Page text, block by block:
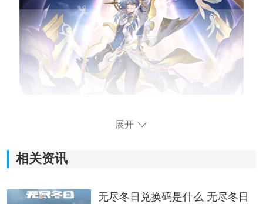
日，想要优化击破队的话，则需要抽取SP停云。
总体来说，这两位角色的含金量都很高。网络上的技能
定版本，想要抽取的话，从现在开始就要囤星琼了。
展开
相关资讯
无尽冬日兑换码是什么 无尽冬日